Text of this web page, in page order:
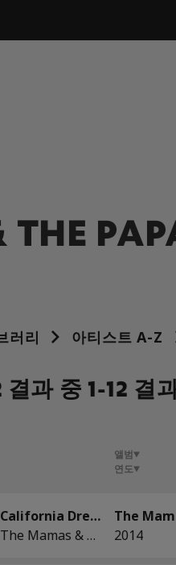
러리 아티스트 A-Z
결과 중 1-12 결
앨범
연도
California Dreamin'
The Mamas & The Papas
2014